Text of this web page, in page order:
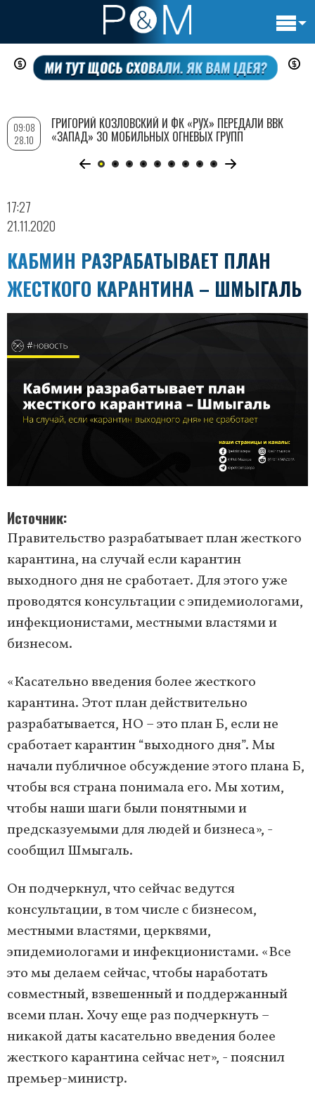
Перейти
содержанию
17:27
21.11.2020
КАБМИН РАЗРАБАТЫВАЕТ ПЛАН
ЖЕСТКОГО КАРАНТИНА – ШМЫГАЛЬ
Источник
Правительство разрабатывает план жесткого
карантина, на случай если карантин
выходного дня не сработает. Для этого уже
проводятся консультации с эпидемиологами,
инфекционистами, местными властями и
бизнесом.
«Касательно введения более жесткого
карантина. Этот план действительно
разрабатывается, НО – это план Б, если не
сработает карантин “выходного дня”. Мы
начали публичное обсуждение этого плана Б,
чтобы вся страна понимала его. Мы хотим,
чтобы наши шаги были понятными и
предсказуемыми для людей и бизнеса», -
сообщил Шмыгаль.
Он подчеркнул, что сейчас ведутся
консультации, в том числе с бизнесом,
местными властями, церквями,
эпидемиологами и инфекционистами. «Все
это мы делаем сейчас, чтобы наработать
совместный, взвешенный и поддержанный
всеми план. Хочу еще раз подчеркнуть –
никакой даты касательно введения более
жесткого карантина сейчас нет», - пояснил
премьер-министр.
09:08
28.10
ГРИГОРИЙ КОЗЛОВСКИЙ И ФК «РУХ» ПЕРЕДАЛИ ВВК
«ЗАПАД» 30 МОБИЛЬНЫХ ОГНЕВЫХ ГРУПП